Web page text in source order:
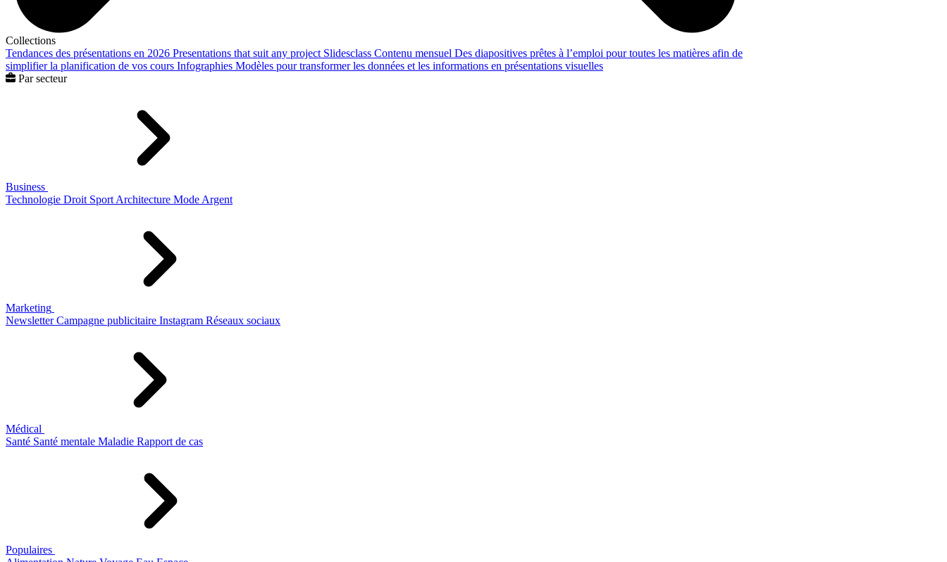
Collections
Tendances des présentations en 2026 Presentations that suit any project Slidesclass Contenu mensuel Des diapositives prêtes à l’emploi pour toutes les matières afin de
simplifier la planification de vos cours Infographies Modèles pour transformer les données et les informations en présentations visuelles
Par secteur
Business
Technologie Droit Sport Architecture Mode Argent
Marketing
Newsletter Campagne publicitaire Instagram Réseaux sociaux
Médical
Santé Santé mentale Maladie Rapport de cas
Populaires